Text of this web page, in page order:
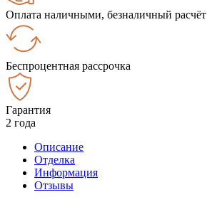
Оплата наличными, безналичный расчёт
Беспроцентная рассрочка
Гарантия
2 года
Описание
Отделка
Информация
Отзывы